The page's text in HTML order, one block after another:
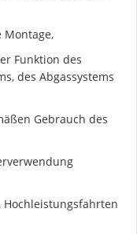
Montage,
Funktion des
des Abgassystems
Gebrauch des
Hochleistungsfahrten